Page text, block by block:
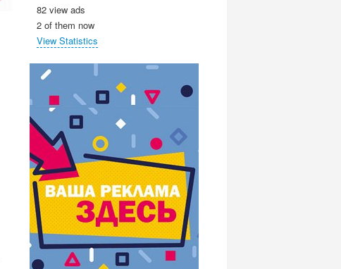
82 view ads
2 of them now
View Statistics